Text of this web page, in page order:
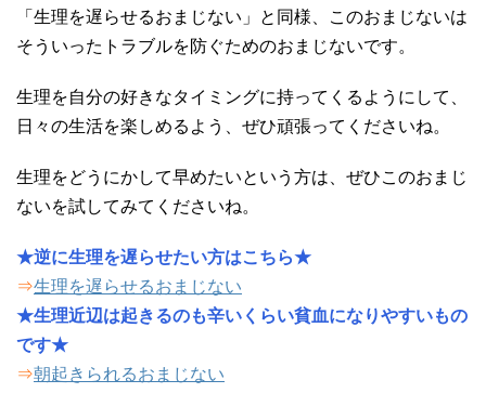
「生理を遅らせるおまじない」と同様、このおまじないは
そういったトラブルを防ぐためのおまじないです。
生理を自分の好きなタイミングに持ってくるようにして、
日々の生活を楽しめるよう、ぜひ頑張ってくださいね。
生理をどうにかして早めたいという方は、ぜひこのおまじ
ないを試してみてくださいね。
★逆に生理を遅らせたい方はこちら★
⇒生理を遅らせるおまじない
★生理近辺は起きるのも辛いくらい貧血になりやすいもの
です★
⇒朝起きられるおまじない